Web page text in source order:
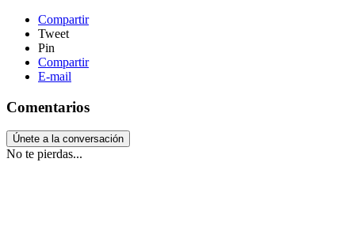
Compartir
Tweet
Pin
Compartir
E-mail
Comentarios
Únete a la conversación
No te pierdas...